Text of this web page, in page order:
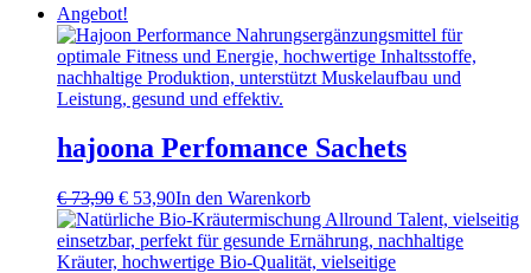
Angebot!
hajoona Perfomance Sachets
€73,90 Ursprünglicher
Preis
war:
€ 73,90
€ 53,90Aktueller
Preis
ist:
€ 53,90.
In den Warenkorb